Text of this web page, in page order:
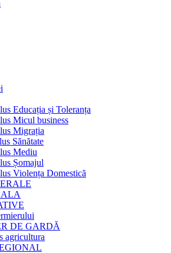
Educația și Toleranța
Micul business
Migrația
Sănătate
Mediu
Șomajul
Violența Domestică
DE GARDĂ
agricultura